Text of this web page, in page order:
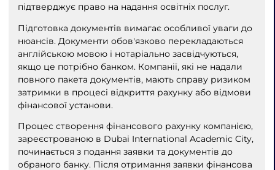
підтверджує право на надання освітніх послуг.
Підготовка документів вимагає особливої ​​уваги до
нюансів. Документи обов'язково перекладаються
англійською мовою і нотаріально засвідчуються,
якщо це потрібно банком. Компанії, які не надали
повного пакета документів, мають справу ризиком
затримки в процесі відкриття рахунку або відмови
фінансової установи.
Процес створення фінансового рахунку компанією,
зареєстрованою в Dubai International Academic City,
починається з подання заявки та документів до
обраного банку. Після отримання заявки фінансова